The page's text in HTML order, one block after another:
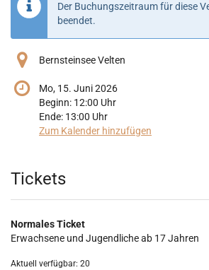
Der Buchungszeitraum für diese
beendet.
Bernsteinsee Velten
Mo, 15. Juni 2026
Beginn: 12:00 Uhr
Ende: 13:00 Uhr
Zum Kalender hinzufügen
Produkte
Tickets
Normales Ticket
Erwachsene und Jugendliche ab 17 Jahren
Aktuell verfügbar: 20